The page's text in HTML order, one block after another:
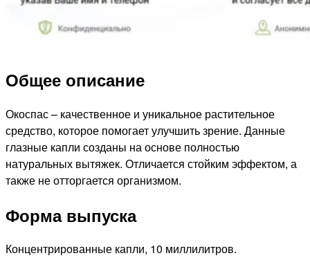
Общее описание
Окоспас – качественное и уникальное растительное
средство, которое помогает улучшить зрение. Данные
глазные капли созданы на основе полностью
натуральных вытяжек. Отличается стойким эффектом, а
также не отторгается организмом.
Форма выпуска
Концентрированные капли, 10 миллилитров.